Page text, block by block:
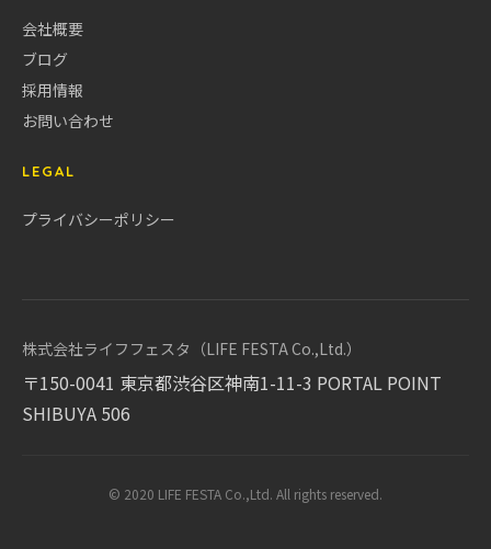
会社概要
ブログ
採用情報
お問い合わせ
LEGAL
プライバシーポリシー
株式会社ライフフェスタ（LIFE FESTA Co.,Ltd.）
〒150-0041 東京都渋谷区神南1-11-3 PORTAL POINT
SHIBUYA 506
© 2020 LIFE FESTA Co.,Ltd. All rights reserved.